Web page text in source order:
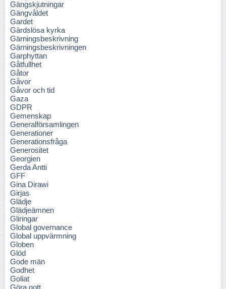
Gängskjutningar
Gängvåldet
Gardet
Gärdslösa kyrka
Gärningsbeskrivning
Gärningsbeskrivningen
Garphyttan
Gåtfullhet
Gåtor
Gåvor
Gåvor och tid
Gaza
GDPR
Gemenskap
Generalförsamlingen
Generationer
Generationsfråga
Generositet
Georgien
Gerda Antti
GFF
Gina Dirawi
Girjas
Glädje
Glädjeämnen
Gliringar
Global governance
Global uppvärmning
Globen
Glöd
Gode män
Godhet
Goliat
Göra gott